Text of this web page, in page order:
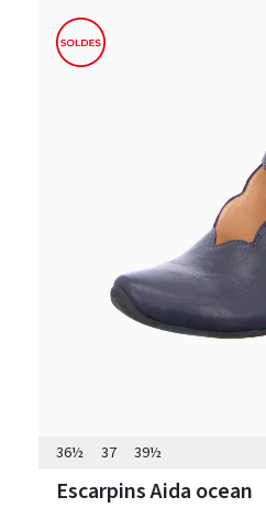
36½ 37 39½
Escarpins Aida ocean